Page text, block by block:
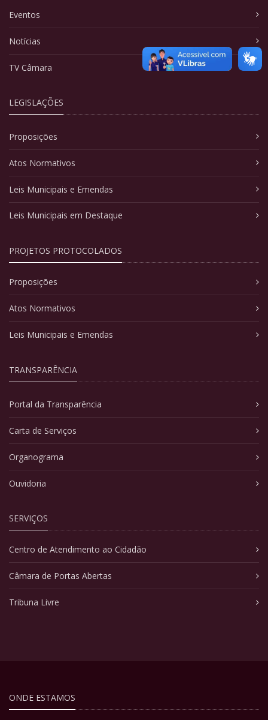
Eventos
Notícias
TV Câmara
LEGISLAÇÕES
Proposições
Atos Normativos
Leis Municipais e Emendas
Leis Municipais em Destaque
PROJETOS PROTOCOLADOS
Proposições
Atos Normativos
Leis Municipais e Emendas
TRANSPARÊNCIA
Portal da Transparência
Carta de Serviços
Organograma
Ouvidoria
SERVIÇOS
Centro de Atendimento ao Cidadão
Câmara de Portas Abertas
Tribuna Livre
ONDE ESTAMOS